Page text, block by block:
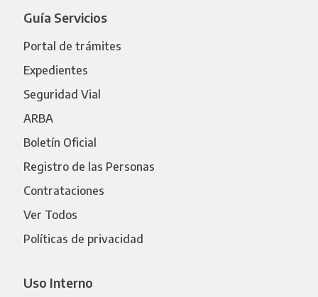
Guía Servicios
Portal de trámites
Expedientes
Seguridad Vial
ARBA
Boletín Oficial
Registro de las Personas
Contrataciones
Ver Todos
Políticas de privacidad
Uso Interno